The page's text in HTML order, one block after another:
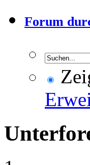
Forum